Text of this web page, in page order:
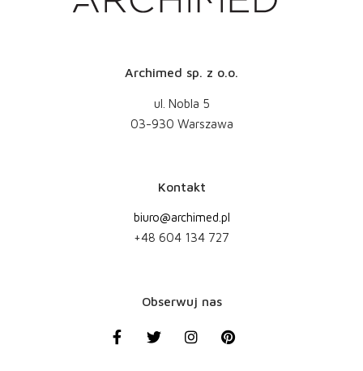
Archimed sp. z o.o.
ul. Nobla 5
03-930 Warszawa
Kontakt
biuro@archimed.pl
+48 604 134 727
Obserwuj nas